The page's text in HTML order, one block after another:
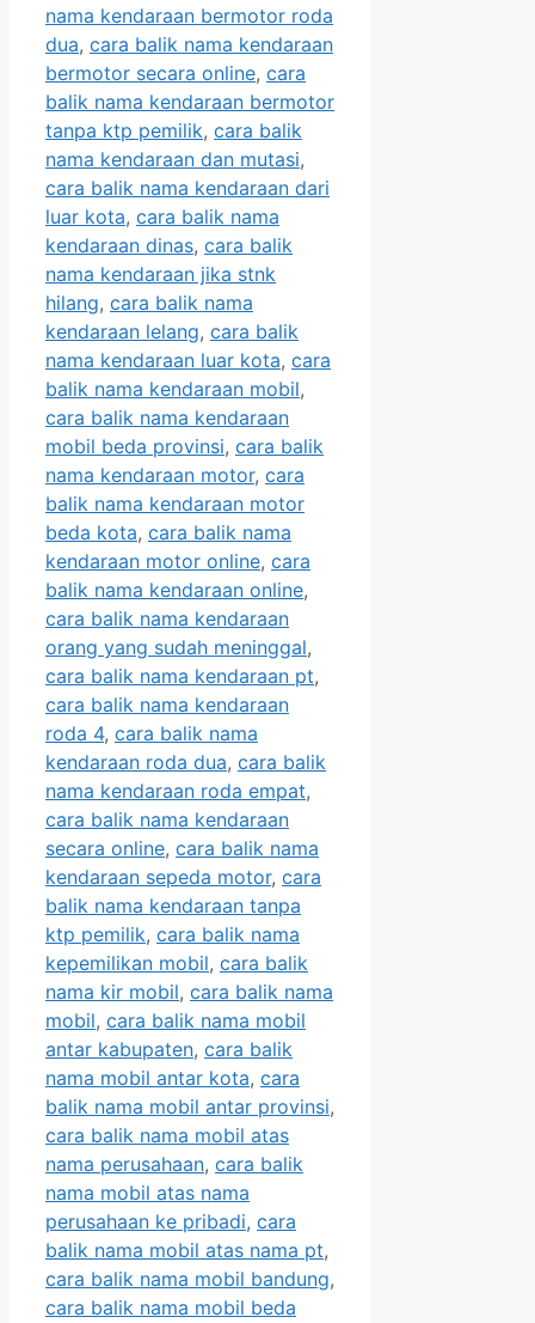
nama kendaraan bermotor roda
dua, cara balik nama kendaraan
bermotor secara online, cara
balik nama kendaraan bermotor
tanpa ktp pemilik, cara balik
nama kendaraan dan mutasi,
cara balik nama kendaraan dari
luar kota, cara balik nama
kendaraan dinas, cara balik
nama kendaraan jika stnk
hilang, cara balik nama
kendaraan lelang, cara balik
nama kendaraan luar kota, cara
balik nama kendaraan mobil,
cara balik nama kendaraan
mobil beda provinsi, cara balik
nama kendaraan motor, cara
balik nama kendaraan motor
beda kota, cara balik nama
kendaraan motor online, cara
balik nama kendaraan online,
cara balik nama kendaraan
orang yang sudah meninggal,
cara balik nama kendaraan pt,
cara balik nama kendaraan
roda 4, cara balik nama
kendaraan roda dua, cara balik
nama kendaraan roda empat,
cara balik nama kendaraan
secara online, cara balik nama
kendaraan sepeda motor, cara
balik nama kendaraan tanpa
ktp pemilik, cara balik nama
kepemilikan mobil, cara balik
nama kir mobil, cara balik nama
mobil, cara balik nama mobil
antar kabupaten, cara balik
nama mobil antar kota, cara
balik nama mobil antar provinsi,
cara balik nama mobil atas
nama perusahaan, cara balik
nama mobil atas nama
perusahaan ke pribadi, cara
balik nama mobil atas nama pt,
cara balik nama mobil bandung,
cara balik nama mobil beda